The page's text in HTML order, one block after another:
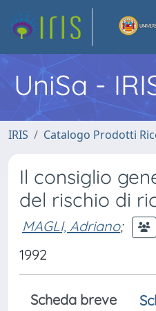
UniSa -
IRIS Catalogo Prodotti
Il consiglio
del rischio di
MAGLI, Adriano;
1992
Scheda breve